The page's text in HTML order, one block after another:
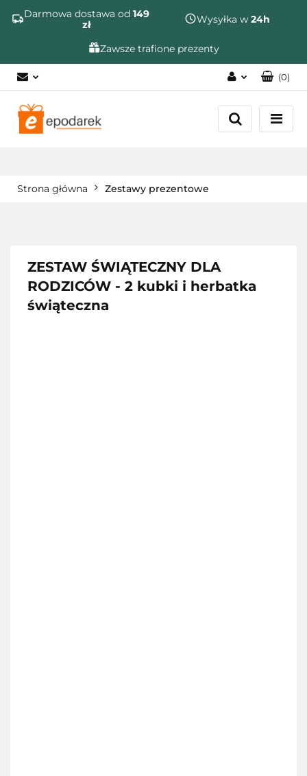
Darmowa dostawa od 149
zł
Wysyłka w 24h
Zawsze trafione prezenty
Szukaj
Zaloguj się
Zarejestruj się
(0)
Strona główna Zestawy prezentowe
ZESTAW ŚWIĄTECZNY DLA
RODZICÓW - 2 kubki i herbatka
świąteczna